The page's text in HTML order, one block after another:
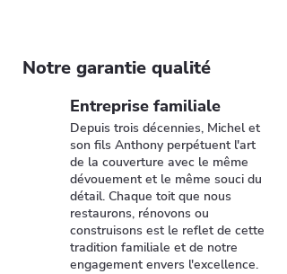
Notre garantie qualité
Entreprise familiale
Depuis trois décennies, Michel et
son fils Anthony perpétuent l'art
de la couverture avec le même
dévouement et le même souci du
détail. Chaque toit que nous
restaurons, rénovons ou
construisons est le reflet de cette
tradition familiale et de notre
engagement envers l'excellence.